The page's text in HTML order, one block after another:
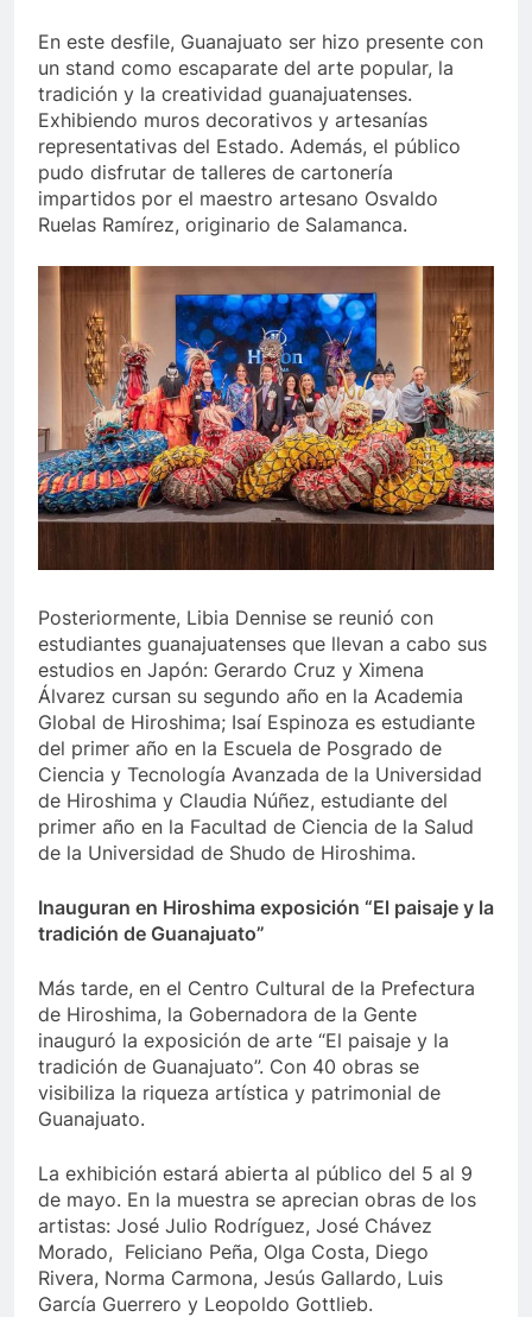
En este desfile, Guanajuato ser hizo presente con
un stand como escaparate del arte popular, la
tradición y la creatividad guanajuatenses.
Exhibiendo muros decorativos y artesanías
representativas del Estado. Además, el público
pudo disfrutar de talleres de cartonería
impartidos por el maestro artesano Osvaldo
Ruelas Ramírez, originario de Salamanca.
Posteriormente, Libia Dennise se reunió con
estudiantes guanajuatenses que llevan a cabo sus
estudios en Japón: Gerardo Cruz y Ximena
Álvarez cursan su segundo año en la Academia
Global de Hiroshima; Isaí Espinoza es estudiante
del primer año en la Escuela de Posgrado de
Ciencia y Tecnología Avanzada de la Universidad
de Hiroshima y Claudia Núñez, estudiante del
primer año en la Facultad de Ciencia de la Salud
de la Universidad de Shudo de Hiroshima.
Inauguran en Hiroshima exposición “El paisaje y la
tradición de Guanajuato”
Más tarde, en el Centro Cultural de la Prefectura
de Hiroshima, la Gobernadora de la Gente
inauguró la exposición de arte “El paisaje y la
tradición de Guanajuato”. Con 40 obras se
visibiliza la riqueza artística y patrimonial de
Guanajuato.
La exhibición estará abierta al público del 5 al 9
de mayo. En la muestra se aprecian obras de los
artistas: José Julio Rodríguez, José Chávez
Morado, Feliciano Peña, Olga Costa, Diego
Rivera, Norma Carmona, Jesús Gallardo, Luis
García Guerrero y Leopoldo Gottlieb.